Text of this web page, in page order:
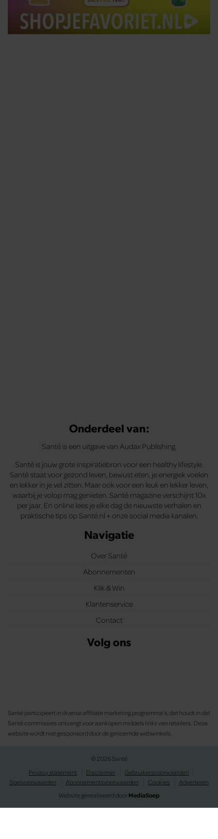
Onderdeel van:
Santé is een uitgave van Audax Publishing.
Santé is jouw grote inspiratiebron voor een healthy lifestyle.
Santé staat voor gezond leven, bewust eten, je energiek voelen
en lekker in je vel zitten. Maar ook voor een leuk en lekker leven,
waarbij je volop mag genieten. Santé magazine verschijnt 10x
per jaar. En online lees je elke dag de nieuwste verhalen en
praktische tips op Santé.nl + onze social media kanalen.
Navigatie
Over Santé
Abonnementen
Klik & Win
Klantenservice
Contact
Volg ons
Santé participeert in diverse affiliate marketing programma’s, dat houdt in dat
Santé commissies ontvangt voor aankopen middels links van retailers. Deze
website wordt niet gesponsord door de genoemde webwinkels.
© 2026 Santé
Privacy statement
Disclaimer
Gebruikersvoorwaarden
Spelvoorwaarden
Abonnementsvoorwaarden Cookies
Adverteren
Website gerealiseerd doorMediaSoep